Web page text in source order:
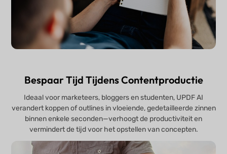
Bespaar Tijd Tijdens Contentproductie
Ideaal voor marketeers, bloggers en studenten, UPDF AI
verandert koppen of outlines in vloeiende, gedetailleerde zinnen
binnen enkele seconden—verhoogt de productiviteit en
vermindert de tijd voor het opstellen van concepten.